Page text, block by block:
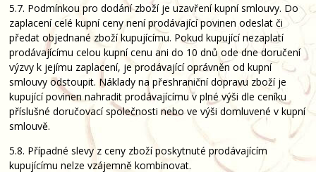
5.7. Podmínkou pro dodání zboží je uzavření kupní smlouvy. Do
zaplacení celé kupní ceny není prodávající povinen odeslat či
předat objednané zboží kupujícímu. Pokud kupující nezaplatí
prodávajícímu celou kupní cenu ani do 10 dnů ode dne doručení
výzvy k jejímu zaplacení, je prodávající oprávněn od kupní
smlouvy odstoupit. Náklady na přeshraniční dopravu zboží je
kupující povinen nahradit prodávajícímu v plné výši dle ceníku
příslušné doručovací společnosti nebo ve výši domluvené v kupní
smlouvě.
5.8. Případné slevy z ceny zboží poskytnuté prodávajícím
kupujícímu nelze vzájemně kombinovat.